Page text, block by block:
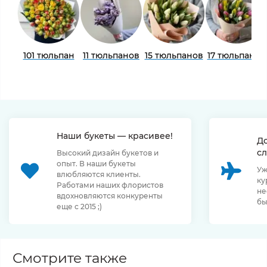
101 тюльпан 11 тюльпанов 15 тюльпанов 17 тюльпанов
Наши букеты — красивее!
Высокий дизайн букетов и
опыт. В наши букеты
влюбляются клиенты.
Работами наших флористов
вдохновляются конкуренты
еще с 2015 ;)
Смотрите также